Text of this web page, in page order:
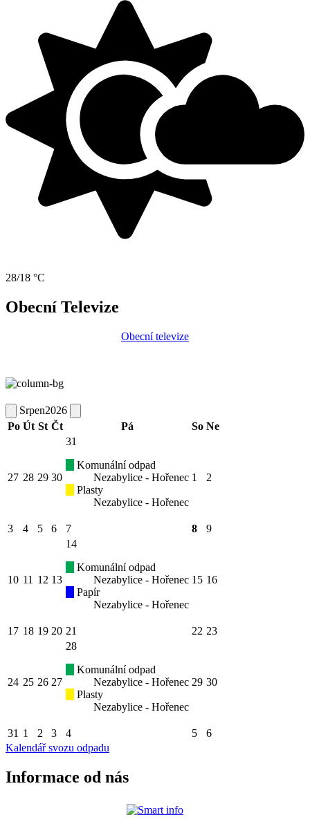
28/18 °C
Obecní Televize
Obecní televize
Srpen2026
Po Út St Čt Pá So Ne
27 28 29 30
31
Komunální odpad
Nezabylice - Hořenec
Plasty
Nezabylice - Hořenec
1 2
3 4 5 6 7 8 9
10 11 12 13
14
Komunální odpad
Nezabylice - Hořenec
Papír
Nezabylice - Hořenec
15 16
17 18 19 20 21 22 23
24 25 26 27
28
Komunální odpad
Nezabylice - Hořenec
Plasty
Nezabylice - Hořenec
29 30
31 1 2 3 4 5
6
Kalendář svozu odpadu
Informace od nás